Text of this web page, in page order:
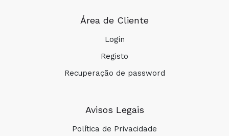
Área de Cliente
Login
Registo
Recuperação de password
Avisos Legais
Política de Privacidade